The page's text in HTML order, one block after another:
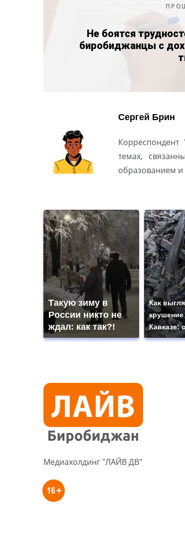
Не боятся
биробиджанцы с
Сергей Брин
Корреспондент
темах,
образованием и
Такую зиму в
России никто не
ждал: как так?!
Как
крушение
Кавказе:
Медиахолдинг "ЛАЙВ ДВ"